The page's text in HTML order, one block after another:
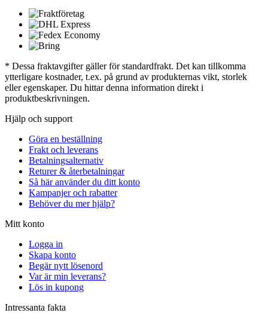
* Dessa fraktavgifter gäller för standardfrakt. Det kan tillkomma
ytterligare kostnader, t.ex. på grund av produkternas vikt, storlek
eller egenskaper. Du hittar denna information direkt i
produktbeskrivningen.
Hjälp och support
Göra en beställning
Frakt och leverans
Betalningsalternativ
Returer & återbetalningar
Så här använder du ditt konto
Kampanjer och rabatter
Behöver du mer hjälp?
Mitt konto
Logga in
Skapa konto
Begär nytt lösenord
Var är min leverans?
Lös in kupong
Intressanta fakta